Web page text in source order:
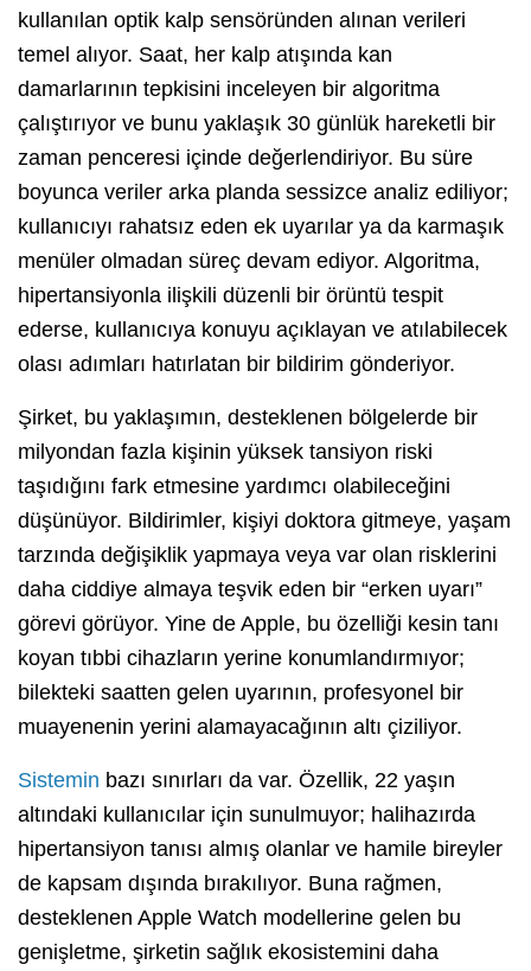
kullanılan optik kalp sensöründen alınan verileri
temel alıyor. Saat, her kalp atışında kan
damarlarının tepkisini inceleyen bir algoritma
çalıştırıyor ve bunu yaklaşık 30 günlük hareketli bir
zaman penceresi içinde değerlendiriyor. Bu süre
boyunca veriler arka planda sessizce analiz ediliyor;
kullanıcıyı rahatsız eden ek uyarılar ya da karmaşık
menüler olmadan süreç devam ediyor. Algoritma,
hipertansiyonla ilişkili düzenli bir örüntü tespit
ederse, kullanıcıya konuyu açıklayan ve atılabilecek
olası adımları hatırlatan bir bildirim gönderiyor.
Şirket, bu yaklaşımın, desteklenen bölgelerde bir
milyondan fazla kişinin yüksek tansiyon riski
taşıdığını fark etmesine yardımcı olabileceğini
düşünüyor. Bildirimler, kişiyi doktora gitmeye, yaşam
tarzında değişiklik yapmaya veya var olan risklerini
daha ciddiye almaya teşvik eden bir “erken uyarı”
görevi görüyor. Yine de Apple, bu özelliği kesin tanı
koyan tıbbi cihazların yerine konumlandırmıyor;
bilekteki saatten gelen uyarının, profesyonel bir
muayenenin yerini alamayacağının altı çiziliyor.
Sistemin bazı sınırları da var. Özellik, 22 yaşın
altındaki kullanıcılar için sunulmuyor; halihazırda
hipertansiyon tanısı almış olanlar ve hamile bireyler
de kapsam dışında bırakılıyor. Buna rağmen,
desteklenen Apple Watch modellerine gelen bu
genişletme, şirketin sağlık ekosistemini daha